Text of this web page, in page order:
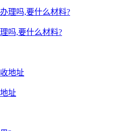
吗,要什么材料?
址